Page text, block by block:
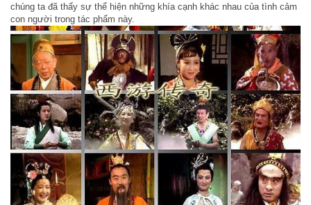
chúng ta đã thấy sự thể hiện những khía cạnh khác nhau của tình cảm
con người trong tác phẩm này.